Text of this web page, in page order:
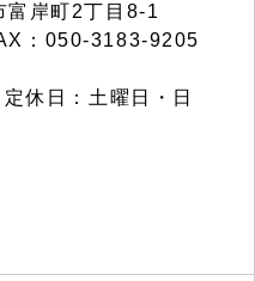
富岸町2丁目 8-1
：050-3183-9205
休日：土曜日・日